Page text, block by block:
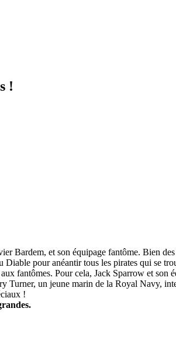
!
Bardem, et son équipage fantôme. Bien
pour anéantir tous les pirates qui se
fantômes. Pour cela, Jack Sparrow et
Turner, un jeune marin de la Royal Navy,
!